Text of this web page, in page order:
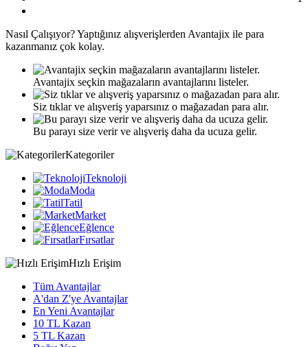
Nasıl Çalışıyor?Yaptığınız alışverişlerden Avantajix ile para
kazanmanız çok kolay.
Avantajix seçkin mağazaların avantajlarını listeler.
Siz tıklar ve alışveriş yaparsınız o mağazadan para alır.
Bu parayı size verir ve alışveriş daha da ucuza gelir.
Kategoriler
Teknoloji
Moda
Tatil
Market
Eğlence
Fırsatlar
Hızlı Erişim
Tüm Avantajlar
A'dan Z'ye Avantajlar
En Yeni Avantajlar
10 TL Kazan
5 TL Kazan